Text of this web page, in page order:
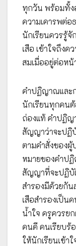
ทุกวัน พร้อมทั้ง
ความเคารพต่อ
นักเรียนควรรู้
เสือ เข้าใจถึง
สมเมื่ออยู่ต่อหน้
คำปฏิญาณและ
นักเรียนทุกคนต้
ถ่องแท้ คำปฏิญ
สัญญาว่าจะปฏิ
ตามคำสั่งของ
หมายของคำป
สัญญาที่จะปฏิบั
สำรองมีด้วยกัน
เสือสำรองเป็น
น้ำใจ ครูควรย
คนดี คนเรียบร้
ให้นักเรียนเข้า